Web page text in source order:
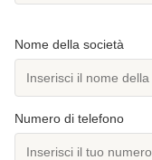
Nome della società
Numero di telefono